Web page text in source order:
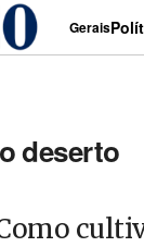
Gerais
deserto